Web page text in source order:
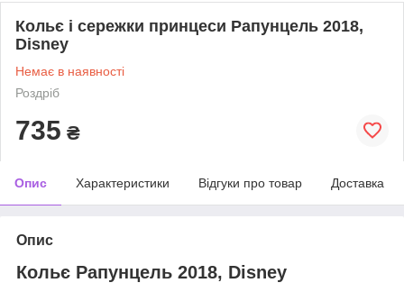
Кольє і сережки принцеси Рапунцель 2018,
Disney
Немає в наявності
Роздріб
735 ₴
Опис Характеристики Відгуки про товар Доставка
Опис
Кольє Рапунцель 2018, Disney